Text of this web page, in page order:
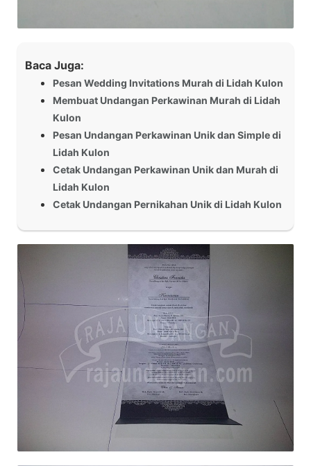
Baca Juga:
Pesan Wedding Invitations Murah di Lidah Kulon
Membuat Undangan Perkawinan Murah di Lidah
Kulon
Pesan Undangan Perkawinan Unik dan Simple di
Lidah Kulon
Cetak Undangan Perkawinan Unik dan Murah di
Lidah Kulon
Cetak Undangan Pernikahan Unik di Lidah Kulon